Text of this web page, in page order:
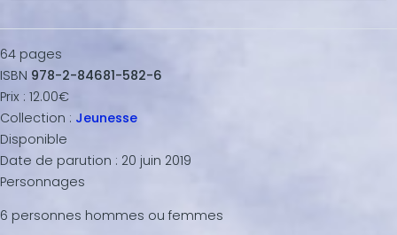
e
c
o
n
d
s
o
f
3
m
i
n
64 pages
ISBN 978-2-84681-582-6
Prix : 12.00€
Collection : Jeunesse
Disponible
Date de parution : 20 juin 2019
Personnages
6 personnes hommes ou femmes